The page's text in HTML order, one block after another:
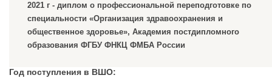
2021 г - диплом о профессиональной переподготовке по
специальности «Организация здравоохранения и
общественное здоровье», Академия постдипломного
образования ФГБУ ФНКЦ ФМБА России
Год поступления в ВШО: